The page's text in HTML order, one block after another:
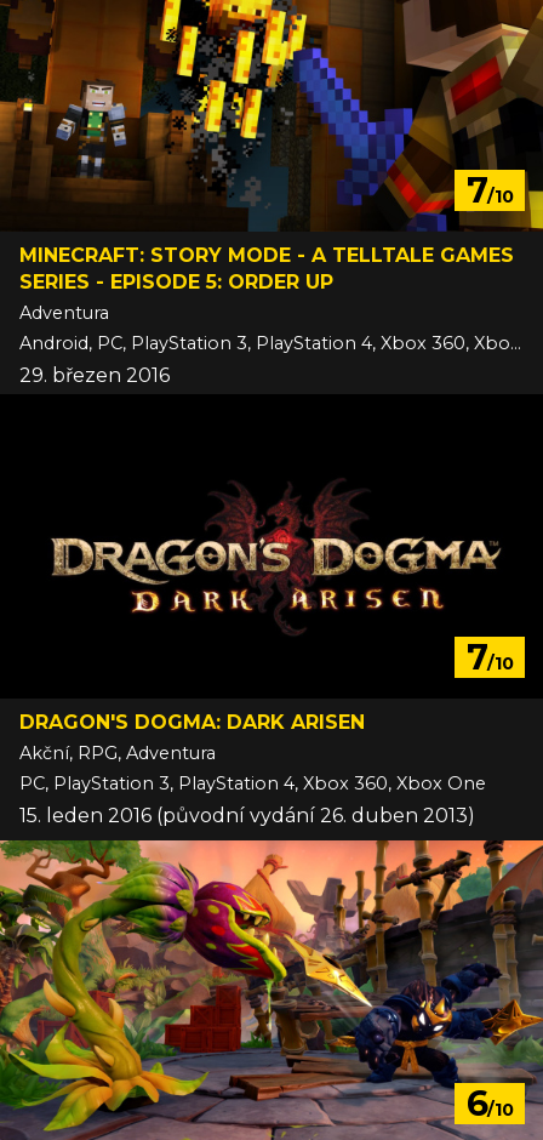
7/10
MINECRAFT: STORY MODE - A TELLTALE GAMES
SERIES - EPISODE 5: ORDER UP
Adventura
Android, PC, PlayStation 3, PlayStation 4, Xbox 360, Xbox One, iOS
29. březen 2016
7/10
DRAGON'S DOGMA: DARK ARISEN
Akční, RPG, Adventura
PC, PlayStation 3, PlayStation 4, Xbox 360, Xbox One
15. leden 2016 (původní vydání 26. duben 2013)
6/10